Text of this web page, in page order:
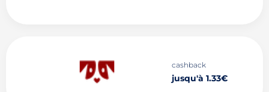
cashback
jusqu'à 1.33€